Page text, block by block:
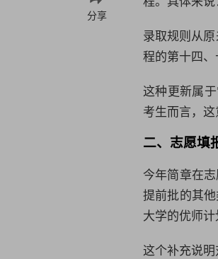
分享
录取规则从
程的第十四
这种更新属
考生而言，
二、志愿填
今年简章在
提前批的其
大学的优师
这个补充说